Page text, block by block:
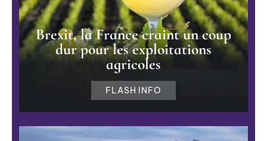
Brexit, la France craint un coup
dur pour les exploitations
agricoles
FLASH INFO